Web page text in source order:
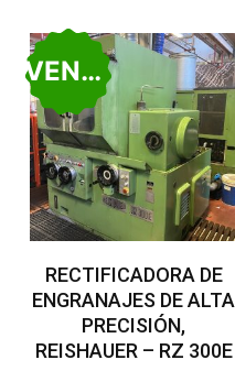
VENDIDO
RECTIFICADORA DE
ENGRANAJES DE ALTA
PRECISIÓN,
REISHAUER – RZ 300E